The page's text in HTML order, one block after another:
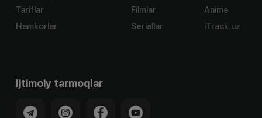
Tariflar
Hamkorlar
Filmlar
Seriallar
Anime
iTrack.uz
Ijtimoiy tarmoqlar